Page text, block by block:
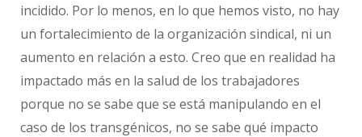
incidido. Por lo menos, en lo que hemos visto, no hay
un fortalecimiento de la organización sindical, ni un
aumento en relación a esto. Creo que en realidad ha
impactado más en la salud de los trabajadores
porque no se sabe que se está manipulando en el
caso de los transgénicos, no se sabe qué impacto